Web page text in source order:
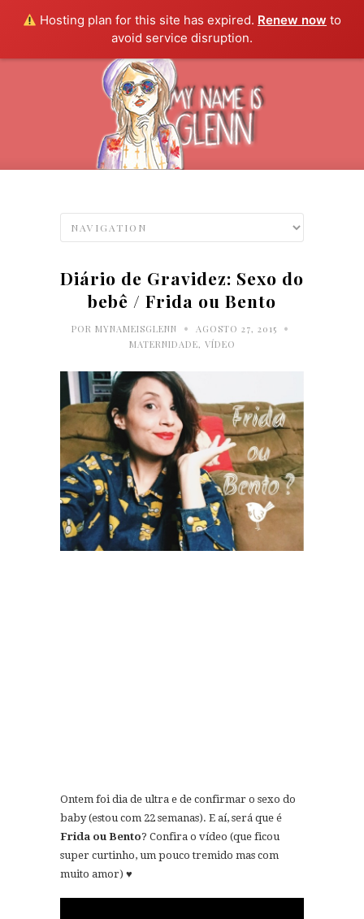
Hosting plan for this site has expired. Renew now to
avoid service disruption.
Diário de Gravidez: Sexo do
bebê / Frida ou Bento
POR MYNAMEISGLENN • AGOSTO 27, 2015 •
MATERNIDADE, VÍDEO
Ontem foi dia de ultra e de confirmar o sexo do
baby (estou com 22 semanas). E aí, será que é
Frida ou Bento? Confira o vídeo (que ficou
super curtinho, um pouco tremido mas com
muito amor) ♥